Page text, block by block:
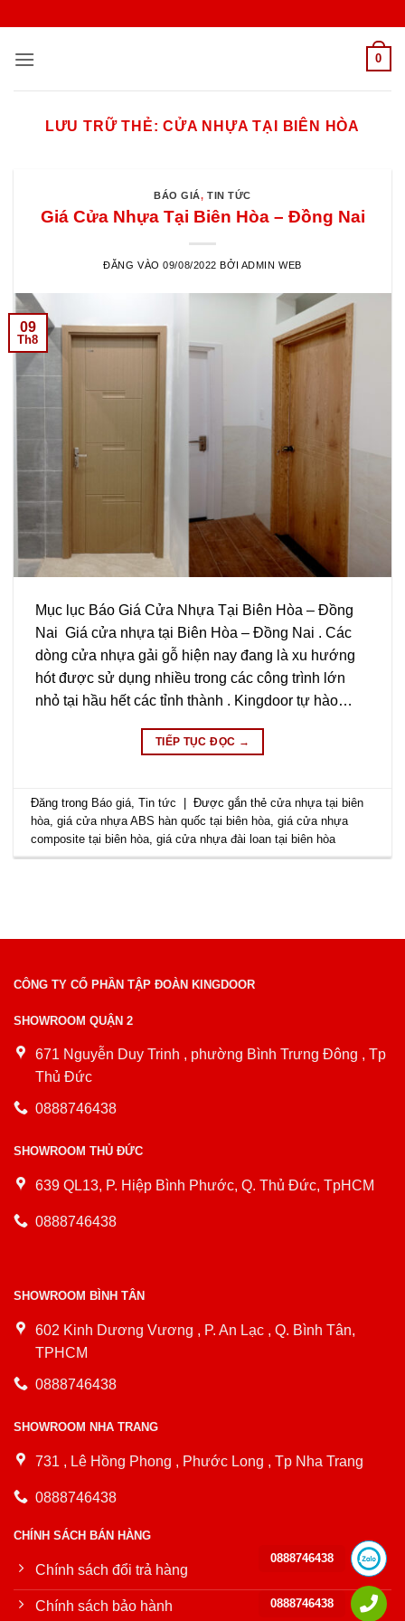
nội
0
LƯU TRỮ THẺ:CỬA NHỰA TẠI BIÊN HÒA
BÁO GIÁ,TIN TỨC
Giá Cửa Nhựa Tại Biên Hòa – Đồng Nai
ĐĂNG VÀO09/08/2022 BỞI ADMIN WEB
09
Th8
Mục lục Báo Giá Cửa Nhựa Tại Biên Hòa – Đồng
Nai Giá cửa nhựa tại Biên Hòa – Đồng Nai . Các
dòng cửa nhựa gải gỗ hiện nay đang là xu hướng
hót được sử dụng nhiều trong các công trình lớn
nhỏ tại hầu hết các tỉnh thành . Kingdoor tự hào…
TIẾP TỤC ĐỌC →
Đăng trong Báo giá ,Tin tức Được gắn thẻcửa nhựa tại biên
hòa ,giá cửa nhựa ABS hàn quốc tại biên hòa ,giá cửa nhựa
composite tại biên hòa ,giá cửa nhựa đài loan tại biên hòa
CÔNG TY CỔ PHẦN TẬP ĐOÀN KINGDOOR
SHOWROOM QUẬN 2
671 Nguyễn Duy Trinh , phường Bình Trưng Đông , Tp
Thủ Đức
0888746438
SHOWROOM THỦ ĐỨC
639 QL13, P. Hiệp Bình Phước, Q. Thủ Đức, TpHCM
0888746438
SHOWROOM BÌNH TÂN
602 Kinh Dương Vương , P. An Lạc , Q. Bình Tân,
TPHCM
0888746438
SHOWROOM NHA TRANG
731 , Lê Hồng Phong , Phước Long , Tp Nha Trang
0888746438
CHÍNH SÁCH BÁN HÀNG
Chính sách đổi trả hàng
Chính sách bảo hành
0888746438
0888746438